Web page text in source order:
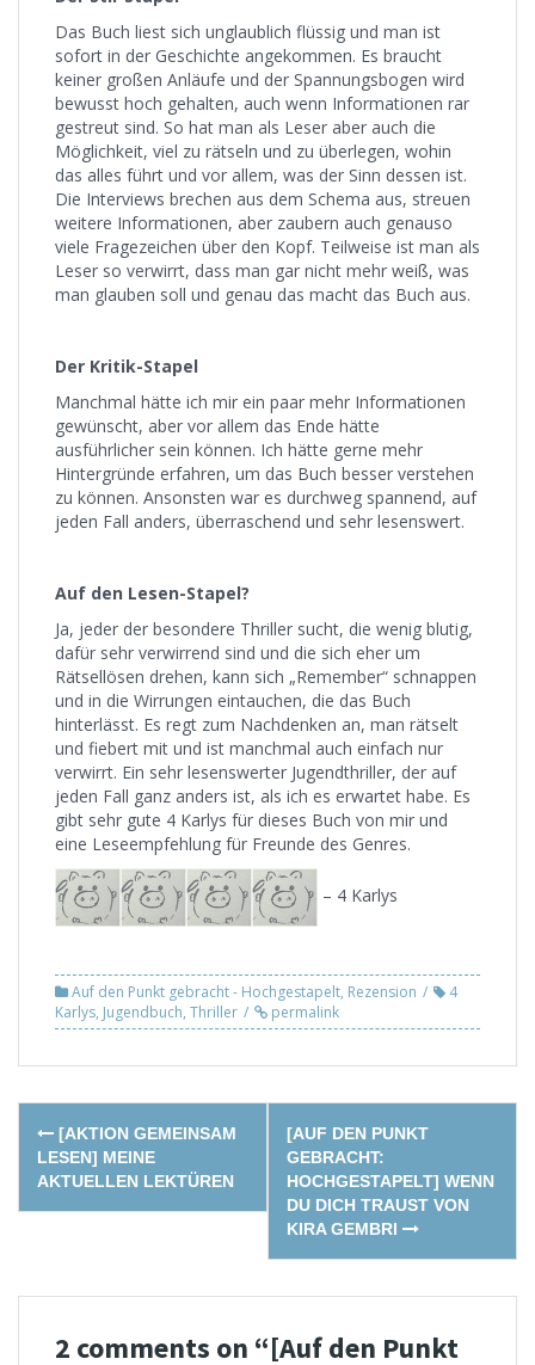
Das Buch liest sich unglaublich flüssig und man ist
sofort in der Geschichte angekommen. Es braucht
keiner großen Anläufe und der Spannungsbogen wird
bewusst hoch gehalten, auch wenn Informationen rar
gestreut sind. So hat man als Leser aber auch die
Möglichkeit, viel zu rätseln und zu überlegen, wohin
das alles führt und vor allem, was der Sinn dessen ist.
Die Interviews brechen aus dem Schema aus, streuen
weitere Informationen, aber zaubern auch genauso
viele Fragezeichen über den Kopf. Teilweise ist man als
Leser so verwirrt, dass man gar nicht mehr weiß, was
man glauben soll und genau das macht das Buch aus.
Der Kritik-Stapel
Manchmal hätte ich mir ein paar mehr Informationen
gewünscht, aber vor allem das Ende hätte
ausführlicher sein können. Ich hätte gerne mehr
Hintergründe erfahren, um das Buch besser verstehen
zu können. Ansonsten war es durchweg spannend, auf
jeden Fall anders, überraschend und sehr lesenswert.
Auf den Lesen-Stapel?
Ja, jeder der besondere Thriller sucht, die wenig blutig,
dafür sehr verwirrend sind und die sich eher um
Rätsellösen drehen, kann sich „Remember“ schnappen
und in die Wirrungen eintauchen, die das Buch
hinterlässt. Es regt zum Nachdenken an, man rätselt
und fiebert mit und ist manchmal auch einfach nur
verwirrt. Ein sehr lesenswerter Jugendthriller, der auf
jeden Fall ganz anders ist, als ich es erwartet habe. Es
gibt sehr gute 4 Karlys für dieses Buch von mir und
eine Leseempfehlung für Freunde des Genres.
– 4 Karlys
Auf den Punkt gebracht - Hochgestapelt, Rezension
4
Karlys, Jugendbuch, Thriller permalink
Post
navigation
[AKTION GEMEINSAM
LESEN] MEINE
AKTUELLEN LEKTÜREN
[AUF DEN PUNKT
GEBRACHT:
HOCHGESTAPELT] WENN
DU DICH TRAUST VON
KIRA GEMBRI
2 comments on “[Auf den Punkt